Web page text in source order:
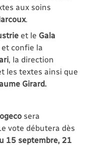
aux soins
.
et le Gala
et confie la
, la direction
les textes ainsi que
Girard.
sera
vote débutera dès
15 septembre, 21